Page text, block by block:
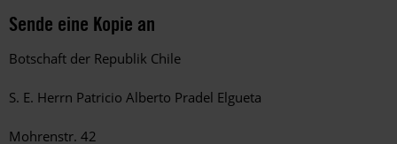
Sende eine Kopie an
Botschaft der Republik Chile
S. E. Herrn Patricio Alberto Pradel Elgueta
Mohrenstr. 42